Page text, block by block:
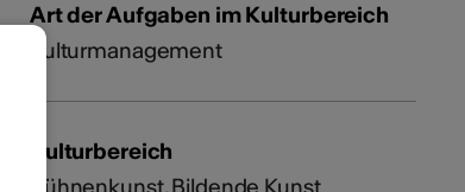
Art der Aufgaben im Kulturbereich
Kulturmanagement
Kulturbereich